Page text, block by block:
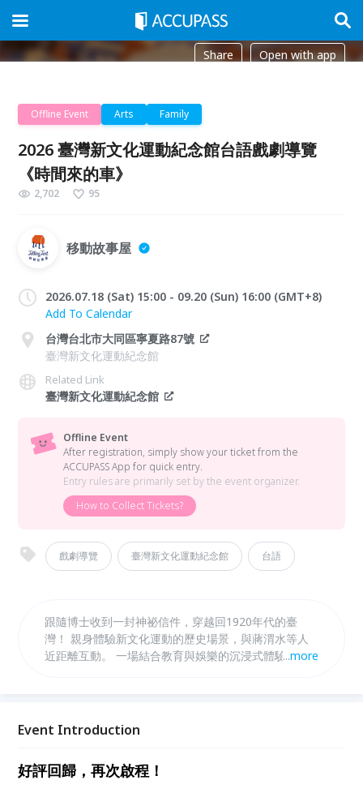
Share Open with app
Offline Event Arts Family
2026 臺灣新文化運動紀念館台語戲劇導覽
《時間來的車》
2,702 95
移動故事屋
2026.07.18 (Sat) 15:00 - 09.20 (Sun) 16:00 (GMT+8)
Add To Calendar
台灣台北市大同區寧夏路87號
臺灣新文化運動紀念館
Related Link
臺灣新文化運動紀念館
Offline Event
After registration, simply show your ticket from the
ACCUPASS App for quick entry.
Entry rules are primarily set by the event organizer.
How to Collect Tickets?
戲劇導覽 臺灣新文化運動紀念館 台語
跟隨博士收到一封神祕信件，穿越回1920年代的臺
灣！ 親身體驗新文化運動的歷史場景，與蔣渭水等人
近距離互動。 一場結合教育與娛樂的沉浸式體驗，讓
...more
Event Introduction
好評回歸，再次啟程！